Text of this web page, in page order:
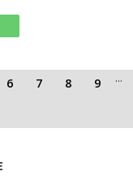
6 7 8
9
...